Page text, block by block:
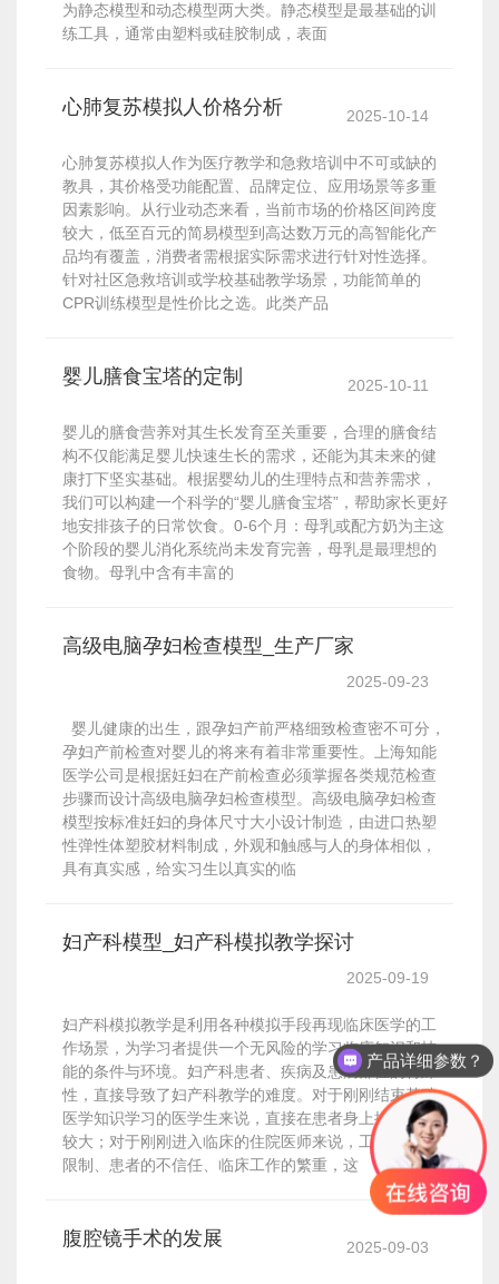
为静态模型和动态模型两大类。静态模型是最基础的训
练工具，通常由塑料或硅胶制成，表面
心肺复苏模拟人价格分析 2025-10-14
心肺复苏模拟人作为医疗教学和急救培训中不可或缺的
教具，其价格受功能配置、品牌定位、应用场景等多重
因素影响。从行业动态来看，当前市场的价格区间跨度
较大，低至百元的简易模型到高达数万元的高智能化产
品均有覆盖，消费者需根据实际需求进行针对性选择。
针对社区急救培训或学校基础教学场景，功能简单的
CPR训练模型是性价比之选。此类产品
婴儿膳食宝塔的定制 2025-10-11
婴儿的膳食营养对其生长发育至关重要，合理的膳食结
构不仅能满足婴儿快速生长的需求，还能为其未来的健
康打下坚实基础。根据婴幼儿的生理特点和营养需求，
我们可以构建一个科学的“婴儿膳食宝塔”，帮助家长更好
地安排孩子的日常饮食。0-6个月：母乳或配方奶为主这
个阶段的婴儿消化系统尚未发育完善，母乳是最理想的
食物。母乳中含有丰富的
高级电脑孕妇检查模型_生产厂家
2025-09-23
婴儿健康的出生，跟孕妇产前严格细致检查密不可分，
孕妇产前检查对婴儿的将来有着非常重要性。上海知能
医学公司是根据妊妇在产前检查必须掌握各类规范检查
步骤而设计高级电脑孕妇检查模型。高级电脑孕妇检查
模型按标准妊妇的身体尺寸大小设计制造，由进口热塑
性弹性体塑胶材料制成，外观和触感与人的身体相似，
具有真实感，给实习生以真实的临
妇产科模型_妇产科模拟教学探讨
2025-09-19
妇产科模拟教学是利用各种模拟手段再现临床医学的工
作场景，为学习者提供一个无风险的学习临床知识和技
能的条件与环境。妇产科患者、疾病及患病部位的特殊
性，直接导致了妇产科教学的难度。对于刚刚结束基础
医学知识学习的医学生来说，直接在患者身上操作难度
较大；对于刚刚进入临床的住院医师来说，工作时间的
限制、患者的不信任、临床工作的繁重，这
腹腔镜手术的发展 2025-09-03
产品详细参数？